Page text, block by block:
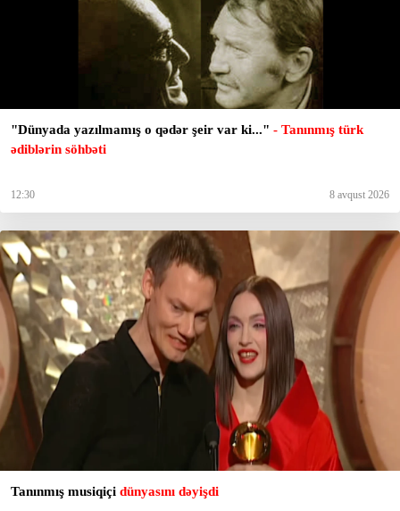
"Dünyada yazılmamış o qədər şeir var ki..." - Tanınmış türk
ədiblərin söhbəti
12:30 8 avqust 2026
Tanınmış musiqiçi dünyasını dəyişdi